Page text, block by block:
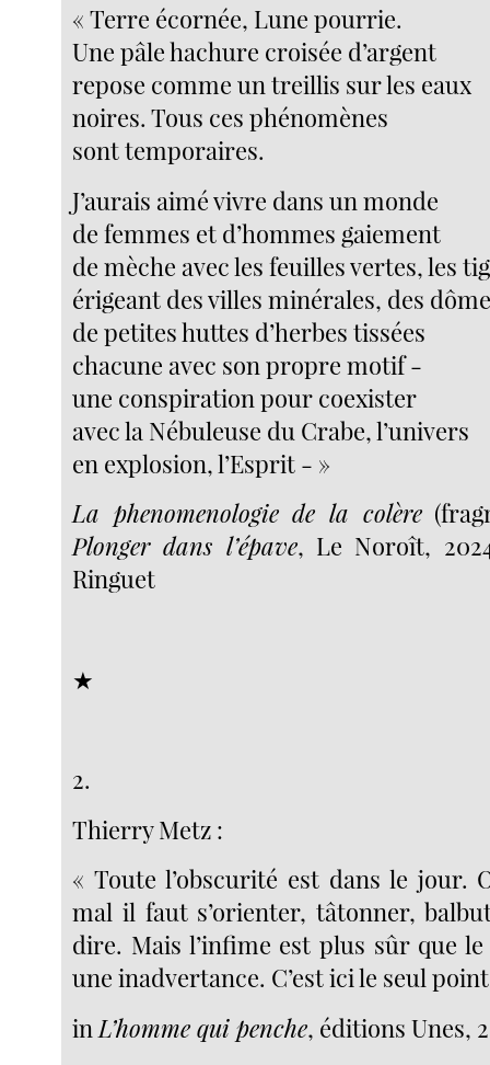
« Terre écornée, Lune pourrie.
Une pâle hachure croisée d’argent
repose comme un treillis sur les eaux
noires. Tous ces phénomènes
sont temporaires.
J’aurais aimé vivre dans un monde
de femmes et d’hommes gaiement
de mèche avec les feuilles vertes, les
érigeant des villes minérales, des
de petites huttes d’herbes tissées
chacune avec son propre motif -
une conspiration pour coexister
avec la Nébuleuse du Crabe, l’univers
en explosion, l’Esprit - »
La phenomenologie de la colère
Plonger dans l’épave, Le Noroît,
Ringuet
★
2.
Thierry Metz :
« Toute l’obscurité est dans le jour.
mal il faut s’orienter, tâtonner,
dire. Mais l’infime est plus sûr que
une inadvertance. C’est ici le seul
in L’homme qui penche, éditions Unes,